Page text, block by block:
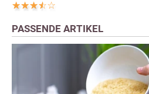
PASSENDE ARTIKEL